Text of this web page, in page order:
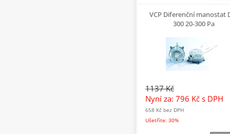
VCP Diferenční manostat
300 20-300 Pa
1137 Kč
Nyní za: 796 Kč s DPH
658 Kč bez DPH
Ušetříte: 30%